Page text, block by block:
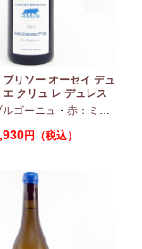
ノワール
リソー オーセイ デュ
エ クリュ レ デュレス
ゴーニュ ・ 赤：ミディアムボディ
円（税込）